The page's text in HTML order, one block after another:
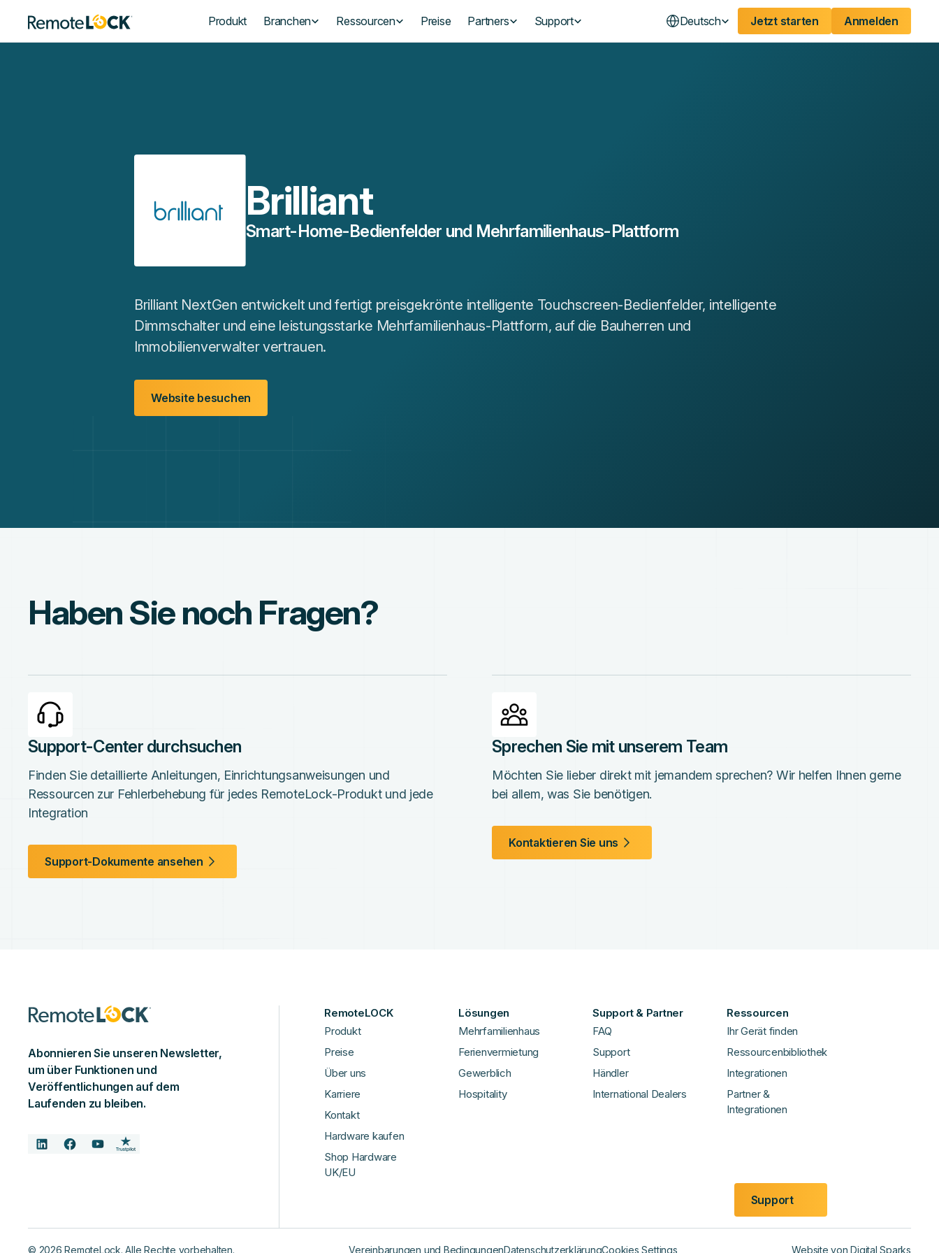
Startseite Produkt Branchen Ressourcen Preise Partners Support Deutsch Jetzt starten Anmelden
Brilliant
Smart-Home-Bedienfelder und Mehrfamilienhaus-Plattform
Brilliant NextGen entwickelt und fertigt preisgekrönte intelligente Touchscreen-Bedienfelder, intelligente
Dimmschalter und eine leistungsstarke Mehrfamilienhaus-Plattform, auf die Bauherren und
Immobilienverwalter vertrauen.
Website besuchen
Haben Sie noch Fragen?
Support-Center durchsuchen
Finden Sie detaillierte Anleitungen, Einrichtungsanweisungen und
Ressourcen zur Fehlerbehebung für jedes RemoteLock-Produkt und jede
Integration
Support-Dokumente ansehen
Sprechen Sie mit unserem Team
Möchten Sie lieber direkt mit jemandem sprechen? Wir helfen Ihnen gerne
bei allem, was Sie benötigen.
Kontaktieren Sie uns
Abonnieren Sie unseren Newsletter,
um über Funktionen und
Veröffentlichungen auf dem
Laufenden zu bleiben.
RemoteLOCK
Produkt
Preise
Über uns
Karriere
Kontakt
Hardware kaufen
Shop Hardware
UK/EU
Lösungen
Mehrfamilienhaus
Ferienvermietung
Gewerblich
Hospitality
Support & Partner
FAQ
Support
Händler
International Dealers
Ressourcen
Ihr Gerät finden
Ressourcenbibliothek
Integrationen
Partner &
Integrationen
Support
© 2026 RemoteLock. Alle Rechte vorbehalten. Vereinbarungen und BedingungenDatenschutzerklärungCookies Settings Website vonDigital Sparks